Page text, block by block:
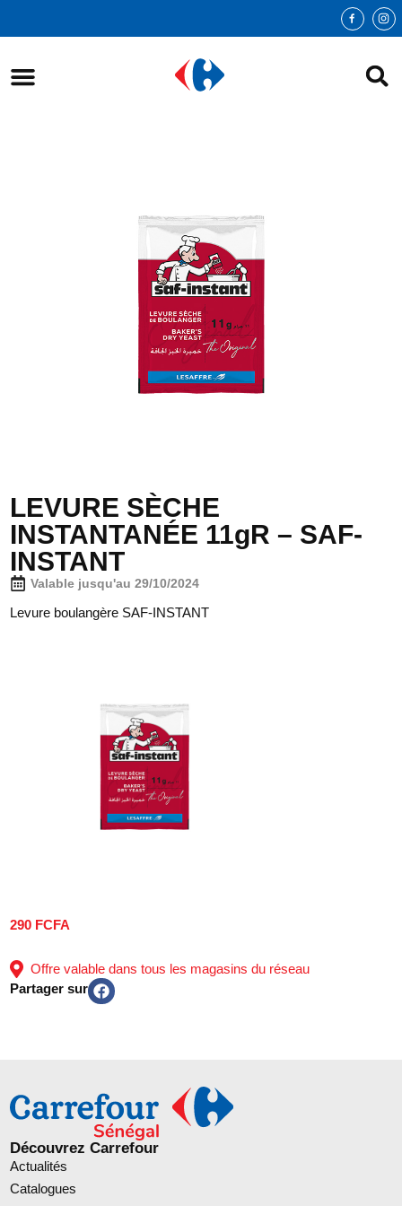
LEVURE SÈCHE
INSTANTANÉE 11gR – SAF-
INSTANT
Valable jusqu'au 29/10/2024
Levure boulangère SAF-INSTANT
290 FCFA
Offre valable dans tous les magasins du réseau
Partager sur
Découvrez Carrefour
Actualités
Catalogues